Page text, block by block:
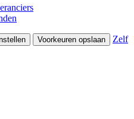
Voorkeuren opslaan
Zelf